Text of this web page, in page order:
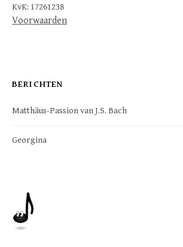
KvK: 17261238
Voorwaarden
BERICHTEN
Matthäus-Passion van J.S. Bach
Georgina